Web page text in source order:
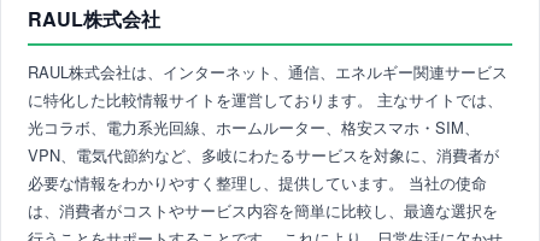
RAUL株式会社
RAUL株式会社は、インターネット、通信、エネルギー関連サービス
に特化した比較情報サイトを運営しております。 主なサイトでは、
光コラボ、電力系光回線、ホームルーター、格安スマホ・SIM、
VPN、電気代節約など、多岐にわたるサービスを対象に、消費者が
必要な情報をわかりやすく整理し、提供しています。 当社の使命
は、消費者がコストやサービス内容を簡単に比較し、最適な選択を